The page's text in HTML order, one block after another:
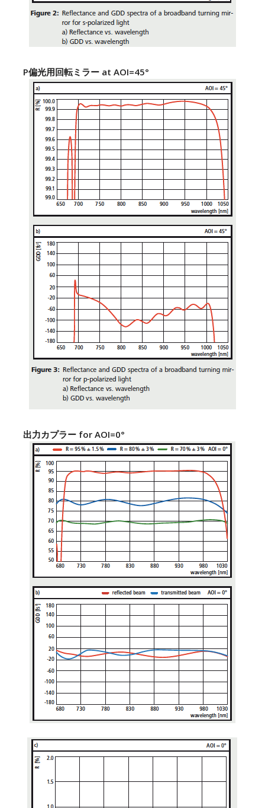
P偏光用回転ミラー at AOI=45°
出力カプラー for AOI=0°